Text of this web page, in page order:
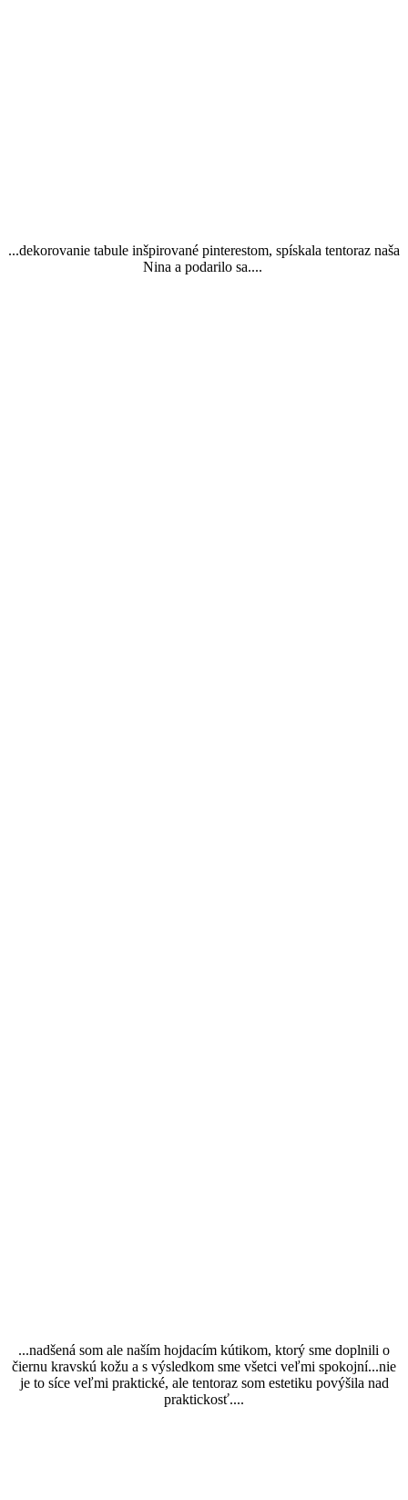
...dekorovanie tabule inšpirované pinterestom, spískala tentoraz naša
Nina a podarilo sa....
...nadšená som ale naším hojdacím kútikom, ktorý sme doplnili o
čiernu kravskú kožu a s výsledkom sme všetci veľmi spokojní...nie
je to síce veľmi praktické, ale tentoraz som estetiku povýšila nad
praktickosť....